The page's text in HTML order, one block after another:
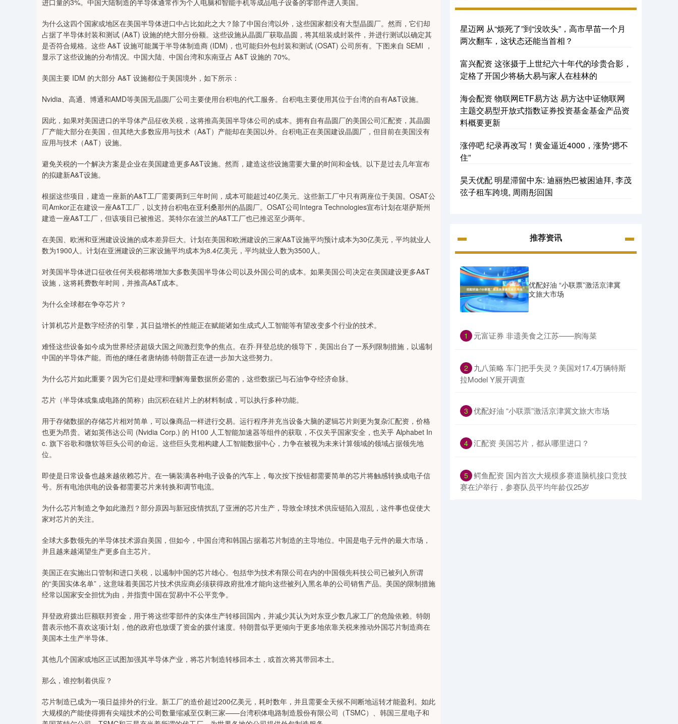
进口量的3%。中国大陆制造的半导体通常作为个人电脑和智能手机等成品电子设备的零部件进入美国。
为什么这四个国家或地区在美国半导体进口中占比如此之大？除了中国台湾以外，这些国家都没有大型晶圆厂。然而，它们却
占据了半导体封装和测试 (A&T) 设施的绝大部分份额。这些设施从晶圆厂获取晶圆，将其组装成封装件，并进行测试以确定其
是否符合规格。这些 A&T 设施可能属于半导体制造商 (IDM)，也可能归外包封装和测试 (OSAT) 公司所有。下图来自 SEMI ，
显示了这些设施的分布情况。中国大陆、中国台湾和东南亚占 A&T 设施的 70%。
美国主要 IDM 的大部分 A&T 设施都位于美国境外，如下所示：
Nvidia、高通、博通和AMD等美国无晶圆厂公司主要使用台积电的代工服务。台积电主要使用其位于台湾的自有A&T设施。
因此，如果对美国进口的半导体产品征收关税，这将推高美国半导体公司的成本。拥有自有晶圆厂的美国公司汇配资，其晶圆
厂产能大部分在美国，但其绝大多数应用与技术（A&T）产能却在美国以外。台积电正在美国建设晶圆厂，但目前在美国没有
应用与技术（A&T）设施。
避免关税的一个解决方案是企业在美国建造更多A&T设施。然而，建造这些设施需要大量的时间和金钱。以下是过去几年宣布
的拟建新A&T设施。
根据这些项目，建造一座新的A&T工厂需要两到三年时间，成本可能超过40亿美元。这些新工厂中只有两座位于美国。OSAT公
司Amkor正在建设一座A&T工厂，以支持台积电在亚利桑那州的晶圆厂。OSAT公司Integra Technologies宣布计划在堪萨斯州
建造一座A&T工厂，但该项目已被推迟。英特尔在波兰的A&T工厂也已推迟至少两年。
在美国、欧洲和亚洲建设设施的成本差异巨大。计划在美国和欧洲建设的三家A&T设施平均预计成本为30亿美元，平均就业人
数为1900人。计划在亚洲建设的三家设施平均成本为8.4亿美元，平均就业人数为3500人。
对美国半导体进口征收任何关税都将增加大多数美国半导体公司以及外国公司的成本。如果美国公司决定在美国建设更多A&T
设施，这将耗费数年时间，并推高A&T成本。
为什么全球都在争夺芯片？
计算机芯片是数字经济的引擎，其日益增长的性能正在赋能诸如生成式人工智能等有望改变多个行业的技术。
难怪这些设备如今成为世界经济超级大国之间激烈竞争的焦点。在乔·拜登总统的领导下，美国出台了一系列限制措施，以遏制
中国的半导体产能。而他的继任者唐纳德·特朗普正在进一步加大这些努力。
为什么芯片如此重要？因为它们是处理和理解海量数据所必需的，这些数据已与石油争夺经济命脉。
芯片（半导体或集成电路的简称）由沉积在硅片上的材料制成，可以执行多种功能。
用于存储数据的存储芯片相对简单，可以像商品一样进行交易。运行程序并充当设备大脑的逻辑芯片则更为复杂汇配资，价格
也更为昂贵。诸如英伟达公司 (Nvidia Corp.) 的 H100 人工智能加速器等组件的获取，不仅关乎国家安全，也关乎 Alphabet In
c. 旗下谷歌和微软等巨头公司的命运。这些巨头竞相构建人工智能数据中心，力争在被视为未来计算领域的领域占据领先地
位。
即使是日常设备也越来越依赖芯片。在一辆装满各种电子设备的汽车上，每次按下按钮都需要简单的芯片将触感转换成电子信
号。所有电池供电的设备都需要芯片来转换和调节电流。
为什么芯片制造之争如此激烈？部分原因与新冠疫情扰乱了亚洲的芯片生产，导致全球技术供应链陷入混乱，这件事也促使大
家对芯片的关注。
全球大多数领先的半导体技术源自美国，但如今，中国台湾和韩国占据着芯片制造的主导地位。中国是电子元件的最大市场，
并且越来越渴望生产更多自主芯片。
美国正在实施出口管制和进口关税，以遏制中国的芯片雄心。包括华为技术有限公司在内的中国领先科技公司已被列入所谓
的“美国实体名单”，这意味着美国芯片技术供应商必须获得政府批准才能向这些被列入黑名单的公司销售产品。美国的限制措施
经常以国家安全担忧为由，并指责中国在贸易中不公平竞争。
拜登政府拨出巨额联邦资金，用于将这些零部件的实体生产转移回国内，并减少其认为对东亚少数几家工厂的危险依赖。特朗
普表示他不喜欢这项计划，他的政府也放缓了资金的拨付速度。特朗普似乎更倾向于更多地依靠关税来推动外国芯片制造商在
美国本土生产半导体。
其他几个国家或地区正试图加强其半导体产业，将芯片制造转移回本土，或首次将其带回本土。
那么，谁控制着供应？
芯片制造已成为一项日益排外的行业。新工厂的造价超过200亿美元，耗时数年，并且需要全天候不间断地运转才能盈利。如此
大规模的产能使得拥有尖端技术的公司数量缩减至仅剩三家——台湾积体电路制造股份有限公司（TSMC）、韩国三星电子和
星迈网 从“烦死了”到“没吹头”，高市早苗一个月
两次翻车，这状态还能当首相？
富兴配资 这张摄于上世纪六十年代的珍贵合影，
定格了开国少将杨大易与家人在桂林的
海会配资 物联网ETF易方达 易方达中证物联网
主题交易型开放式指数证券投资基金基金产品资
料概要更新
涨停吧 纪录再改写！黄金逼近4000，涨势“摁不
住”
昊天优配 明星滞留中东: 迪丽热巴被困迪拜, 李茂
弦子租车跨境, 周雨彤回国
推荐资讯
优配好油 “小联票”激活京津冀
文旅大市场
1 ​元富证券 非遗美食之江苏——朐海菜
2
​九八策略 车门把手失灵？美国对17.4万辆特斯
拉Model Y展开调查
3 ​优配好油 “小联票”激活京津冀文旅大市场
4 ​汇配资 美国芯片，都从哪里进口？
5 ​鳄鱼配资 国内首次大规模多赛道脑机接口竞技
赛在沪举行，参赛队员平均年龄仅25岁